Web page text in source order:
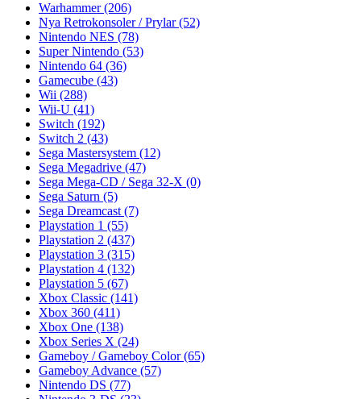
Warhammer(206)
Nya Retrokonsoler / Prylar(52)
Nintendo NES (78)
Super Nintendo (53)
Nintendo 64 (36)
Gamecube (43)
Wii (288)
Wii-U (41)
Switch (192)
Switch 2 (43)
Sega Mastersystem (12)
Sega Megadrive (47)
Sega Mega-CD / Sega 32-X (0)
Sega Saturn (5)
Sega Dreamcast (7)
Playstation 1 (55)
Playstation 2 (437)
Playstation 3 (315)
Playstation 4 (132)
Playstation 5 (67)
Xbox Classic (141)
Xbox 360 (411)
Xbox One (138)
Xbox Series X (24)
Gameboy / Gameboy Color(65)
Gameboy Advance (57)
Nintendo DS (77)